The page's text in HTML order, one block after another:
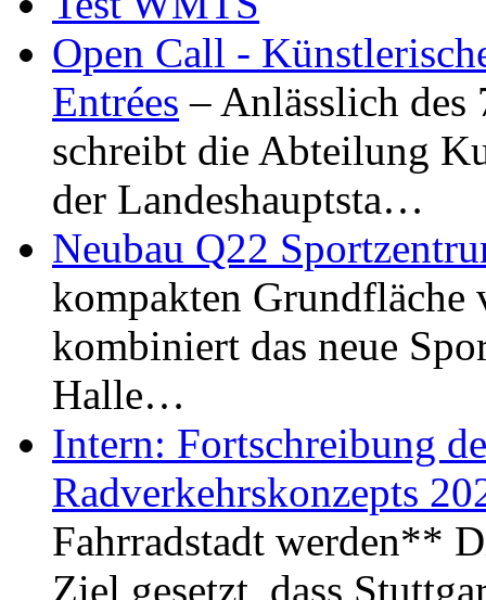
Open Call -
Entrées – Anlässlich
schreibt die Abteilung
der Landeshauptsta…
Neubau Q22
kompakten Grundfläche
kombiniert das neue
Halle…
Intern: Fortschreibung
Radverkehrskonzepts
Fahrradstadt werden**
Ziel gesetzt, dass